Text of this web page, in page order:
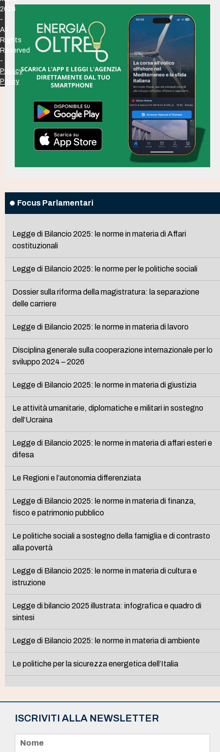
Focus Parlamentari
Legge di Bilancio 2025: le norme in materia di Affari
costituzionali
Legge di Bilancio 2025: le norme per le politiche sociali
Dossier sulla riforma della magistratura: la separazione
delle carriere
Legge di Bilancio 2025: le norme in materia di lavoro
Disciplina generale sulla cooperazione internazionale per lo
sviluppo 2024 – 2026
Legge di Bilancio 2025: le norme in materia di giustizia
Le attività umanitarie, diplomatiche e militari in sostegno
dell’Ucraina
Legge di Bilancio 2025: le norme in materia di affari esteri e
difesa
Le Regioni e l’autonomia differenziata
Legge di Bilancio 2025: le norme in materia di finanza,
fisco e patrimonio pubblico
Le politiche sociali a sostegno della famiglia e di contrasto
alla povertà
Legge di Bilancio 2025: le norme in materia di cultura e
istruzione
Legge di bilancio 2025 illustrata: infografica e quadro di
sintesi
Legge di Bilancio 2025: le norme in materia di ambiente
Le politiche per la sicurezza energetica dell’Italia
ISCRIVITI ALLA NEWSLETTER
2026
-
All
Rights
Reserved
-
Privacy
Policy